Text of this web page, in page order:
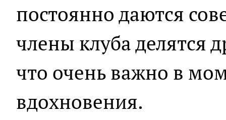
постоянно даются
члены клуба делятся
что очень важно в
вдохновения.